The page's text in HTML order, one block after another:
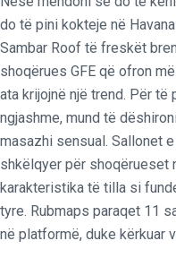
do të pini kokteje në
Sambar Roof të freskët
shoqërues GFE që ofron
ata krijojnë një trend. Për
ngjashme, mund të
masazhi sensual. Sallonet
shkëlqyer për shoqërueset
karakteristika të tilla si
tyre. Rubmaps paraqet 11
në platformë, duke kërkuar